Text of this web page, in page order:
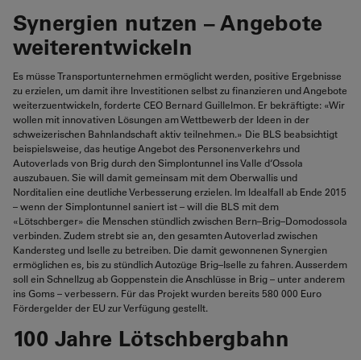
Synergien nutzen – Angebote
weiterentwickeln
Es müsse Transportunternehmen ermöglicht werden, positive Ergebnisse
zu erzielen, um damit ihre Investitionen selbst zu finanzieren und Angebote
weiterzuentwickeln, forderte CEO Bernard Guillelmon. Er bekräftigte: «Wir
wollen mit innovativen Lösungen am Wettbewerb der Ideen in der
schweizerischen Bahnlandschaft aktiv teilnehmen.» Die BLS beabsichtigt
beispielsweise, das heutige Angebot des Personenverkehrs und
Autoverlads von Brig durch den Simplontunnel ins Valle d‘Ossola
auszubauen. Sie will damit gemeinsam mit dem Oberwallis und
Norditalien eine deutliche Verbesserung erzielen. Im Idealfall ab Ende 2015
– wenn der Simplontunnel saniert ist – will die BLS mit dem
«Lötschberger» die Menschen stündlich zwischen Bern–Brig–Domodossola
verbinden. Zudem strebt sie an, den gesamten Autoverlad zwischen
Kandersteg und Iselle zu betreiben. Die damit gewonnenen Synergien
ermöglichen es, bis zu stündlich Autozüge Brig–Iselle zu fahren. Ausserdem
soll ein Schnellzug ab Goppenstein die Anschlüsse in Brig – unter anderem
ins Goms – verbessern. Für das Projekt wurden bereits 580 000 Euro
Fördergelder der EU zur Verfügung gestellt.
100 Jahre Lötschbergbahn